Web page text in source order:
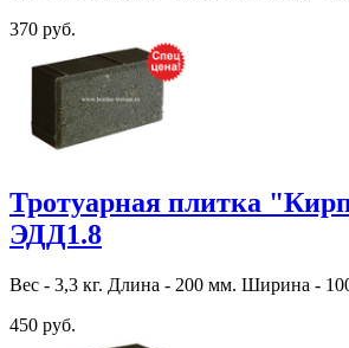
370 руб.
Тротуарная плитка
ЭДД1.8
Вес - 3,3 кг. Длина - 200 мм. Ширина -
450 руб.